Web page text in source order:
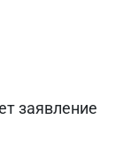
заявление